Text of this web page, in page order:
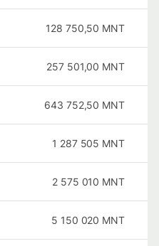
128 750,50 MNT
257 501,00 MNT
643 752,50 MNT
1 287 505 MNT
2 575 010 MNT
5 150 020 MNT